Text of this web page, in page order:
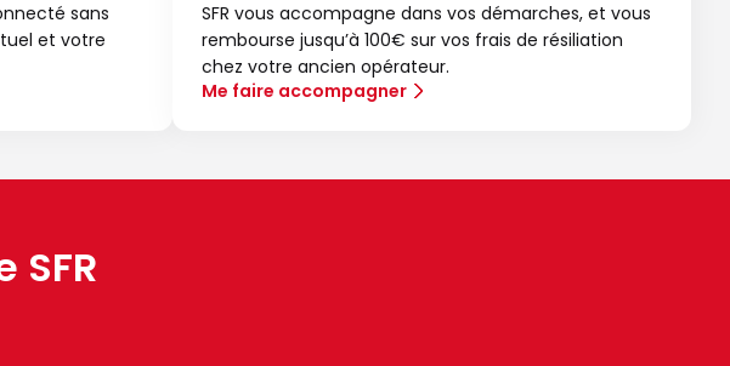
sans
et votre
SFR vous accompagne dans vos démarches, et vous
rembourse jusqu’à 100€ sur vos frais de résiliation
chez votre ancien opérateur.
Me faire accompagner